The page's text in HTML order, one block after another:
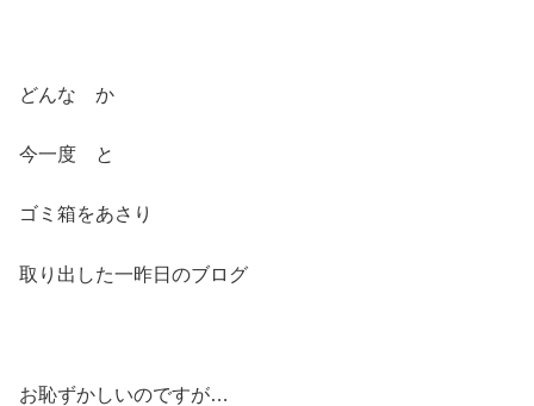
どんな か
今一度 と
ゴミ箱をあさり
取り出した一昨日のブログ
お恥ずかしいのですが…